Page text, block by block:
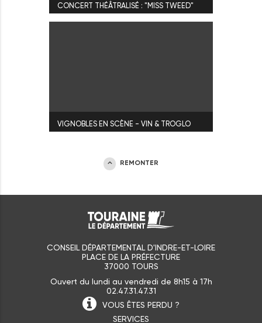
CONCERT THÉÂTRALISÉ : "MISS TWEED"
VIGNOBLES EN SCÈNE - VIN & TROGLO
REMONTER
CONSEIL DÉPARTEMENTAL D'INDRE-ET-LOIRE
PLACE DE LA PRÉFECTURE
37000 TOURS
Ouvert du lundi au vendredi de 8h15 à 17h
02.47.31.47.31
VOUS ÊTES PERDU ?
SERVICES